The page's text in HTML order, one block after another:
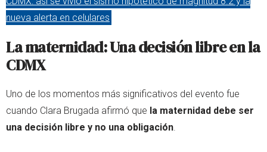
nueva alerta en celulares
La maternidad: Una decisión libre en la
CDMX
Uno de los momentos más significativos del evento fue
cuando Clara Brugada afirmó que la maternidad debe ser
una decisión libre y no una obligación.